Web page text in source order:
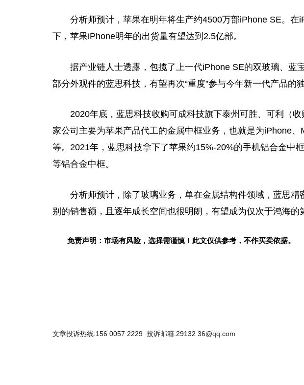
分析师预计，苹果在明年将生产约4500万部iPhone SE。在
下，苹果iPhone明年的出货量有望达到2.5亿部。
据产业链人士透露，包揽了上一代iPhone SE的双玻璃、蓝
部分外观件的蓝思科技，有望再次“重度”参与今年新一代产品的独
2020年底 ， 蓝思科技收购可成科技旗下泰州可胜、可利（
家公司主要为苹果产品代工的金属中框业务，也就是为iPhone
等。2021年，蓝思科技拿下了苹果约15%-20%的手机铝合金中
等铝合金中框。
分析师预计，除了玻璃业务，单在金属结构件领域，蓝思精
别的销售额，且逐年成长空间也很明朗，有望成为仅次于鸿海的
免责声明：市场有风险，选择需谨慎！此文仅供参考，不作买卖依据。
文章投诉热线:156 0057 2229 投诉邮箱:29132 36@qq.com